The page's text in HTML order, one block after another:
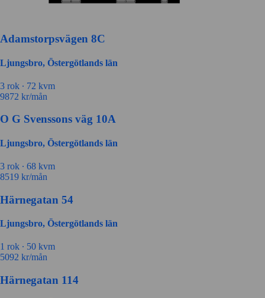
Adamstorpsvägen 8C
Ljungsbro, Östergötlands län
3 rok ∙ 72 kvm
9872 kr/mån
O G Svenssons väg 10A
Ljungsbro, Östergötlands län
3 rok ∙ 68 kvm
8519 kr/mån
Härnegatan 54
Ljungsbro, Östergötlands län
1 rok ∙ 50 kvm
5092 kr/mån
Härnegatan 114